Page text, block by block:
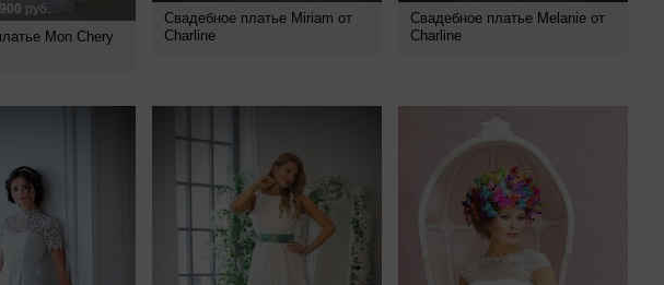
руб.
Mon Chery
Свадебное платье Miriam от
Charline
Свадебное платье Melanie от
Charline